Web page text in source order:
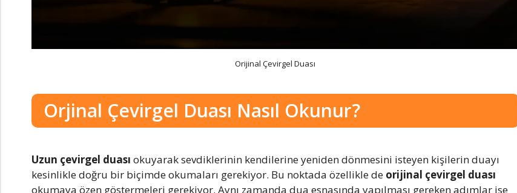
Orijinal Çevirgel Duası
Orjinal Çevirgel Duası Nasıl Okunur?
Uzun çevirgel duası okuyarak sevdiklerinin kendilerine yeniden dönmesini isteyen kişilerin duayı
kesinlikle doğru bir biçimde okumaları gerekiyor. Bu noktada özellikle de orijinal çevirgel duası
okumaya özen göstermeleri gerekiyor. Aynı zamanda dua esnasında yapılması gereken adımlar ise